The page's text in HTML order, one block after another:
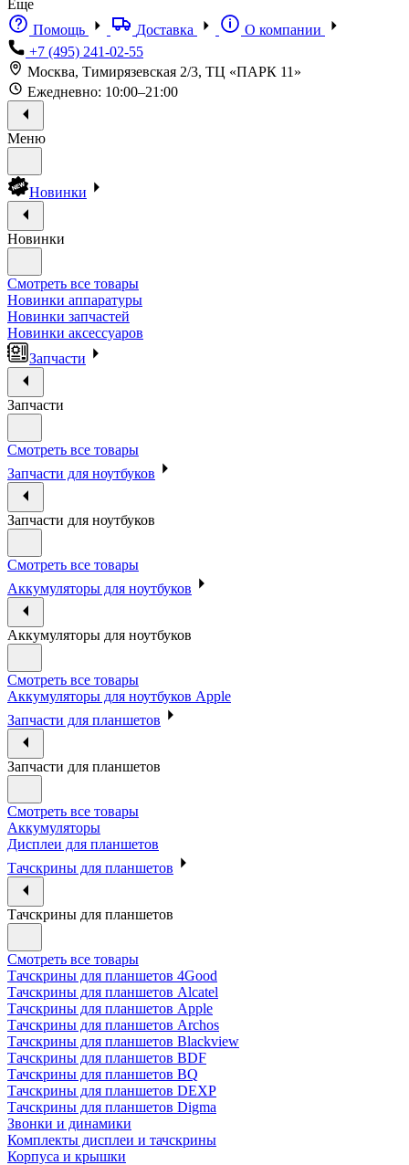
Еще
Помощь
Доставка
О компании
+7 (495) 241-02-55
Москва, Тимирязевская 2/3, ТЦ «ПАРК 11»
Ежедневно: 10:00–21:00
Меню
Новинки
Новинки
Смотреть все товары
Новинки аппаратуры
Новинки запчастей
Новинки аксессуаров
Запчасти
Запчасти
Смотреть все товары
Запчасти для ноутбуков
Запчасти для ноутбуков
Смотреть все товары
Аккумуляторы для ноутбуков
Аккумуляторы для ноутбуков
Смотреть все товары
Аккумуляторы для ноутбуков Apple
Запчасти для планшетов
Запчасти для планшетов
Смотреть все товары
Аккумуляторы
Дисплеи для планшетов
Тачскрины для планшетов
Тачскрины для планшетов
Смотреть все товары
Тачскрины для планшетов 4Good
Тачскрины для планшетов Alcatel
Тачскрины для планшетов Apple
Тачскрины для планшетов Archos
Тачскрины для планшетов Blackview
Тачскрины для планшетов BDF
Тачскрины для планшетов BQ
Тачскрины для планшетов DEXP
Тачскрины для планшетов Digma
Звонки и динамики
Комплекты дисплеи и тачскрины
Корпуса и крышки